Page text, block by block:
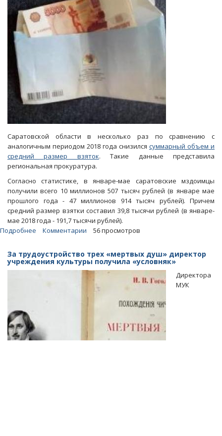
с
выдачей
справки
Саратовской области в несколько раз по сравнению с
аналогичным периодом 2018 года снизился суммарный объем и
средний размер взяток. Такие данные представила
региональная прокуратура.
Согласно статистике, в январе-мае саратовские мздоимцы
получили всего 10 миллионов 507 тысяч рублей (в январе мае
прошлого года - 47 миллионов 914 тысяч рублей). Причем
средний размер взятки составил 39,8 тысячи рублей (в январе-
мае 2018 года - 191,7 тысячи рублей).
Подробнее
года
средний
размер
с
191
Комментарии 56 просмотров
За трудоустройство трех «мертвых душ» директор
учреждения культуры получила «условняк»
Директора
МУК